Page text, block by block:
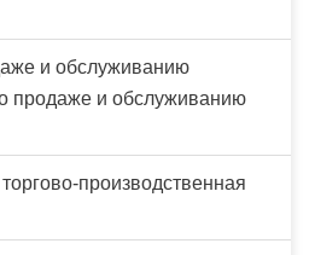
и обслуживанию
продаже и обслуживанию
производственная